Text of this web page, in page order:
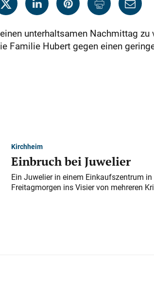
unterhaltsamen Nachmittag
Familie Hubert gegen einen
Kirchheim
Einbruch bei Juwelier
Ein Juwelier in einem Einkaufszentrum
Freitagmorgen ins Visier von mehreren